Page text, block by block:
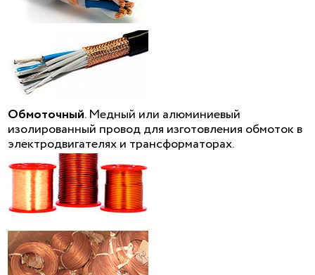
Обмоточный. Медный или алюминиевый
изолированный провод для изготовления обмоток в
электродвигателях и трансформаторах.